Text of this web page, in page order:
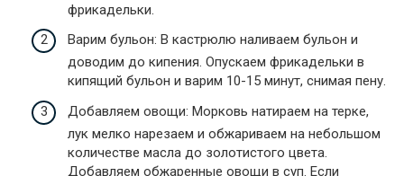
фрикадельки.
Варим бульон: В кастрюлю наливаем бульон и
доводим до кипения. Опускаем фрикадельки в
кипящий бульон и варим 10-15 минут, снимая пену.
Добавляем овощи: Морковь натираем на терке,
лук мелко нарезаем и обжариваем на небольшом
количестве масла до золотистого цвета.
Добавляем обжаренные овощи в суп. Если